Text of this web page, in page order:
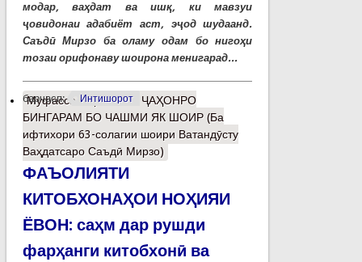
модар, ваҳдат ва ишқ, ки мавзуи
ҷовидонаи адабиёт аст, эҷод шудаанд.
Саъдӣ Мирзо ба оламу одам бо нигоҳи
тозаи орифонаву шоирона менигарад...
барчасп: Интишорот
Муфассалтаро МАН ҶАҲОНРО
БИНГАРАМ БО ЧАШМИ ЯК ШОИР (Ба
ифтихори 63-солагии шоири Ватандӯсту
Ваҳдатсаро Саъдӣ Мирзо)
ФАЪОЛИЯТИ
КИТОБХОНАҲОИ НОҲИЯИ
ЁВОН: саҳм дар рушди
фарҳанги китобхонӣ ва